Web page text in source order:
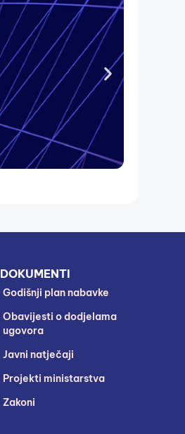
DOKUMENTI
Godišnji plan nabavke
Obavijesti o dodjelama
ugovora
Javni natječaji
Projekti ministarstva
Zakoni